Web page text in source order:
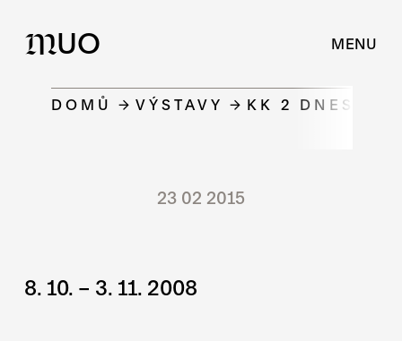
MUO MENU
DOMŮ VÝSTAVY KK 2 DNES –
23 02 2015
8. 10. – 3. 11. 2008